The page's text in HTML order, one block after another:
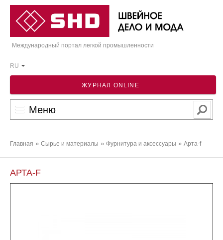
Международный портал легкой промышленности
RU
ЖУРНАЛ ONLINE
Меню
Главная » Сырье и материалы » Фурнитура и аксессуары » Арта-f
АРТА-F